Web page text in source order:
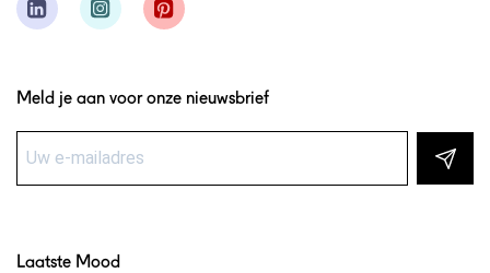
Meld je aan voor onze nieuwsbrief
Laatste Mood